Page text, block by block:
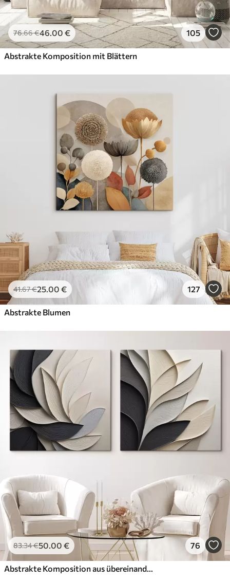
76.66€46.00 € 105
Abstrakte Komposition mit Blättern
41.67€25.00 € 127
Abstrakte Blumen
83.34€50.00 € 76
Abstrakte Komposition aus übereinanderliegenden Blättern, geschwungenen Formen in Schwarz, Weiß und Beige, strukturierte Kunst